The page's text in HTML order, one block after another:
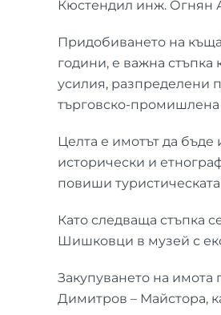
Кюстендил инж. Огнян
Придобиването на
години, е важна
усилия, разпределени
търговско-промишлена
Целта е имотът да
исторически и
повиши
Като следваща стъпка
Шишковци в музей с
Закупуването на имота
Димитров – Майстора,